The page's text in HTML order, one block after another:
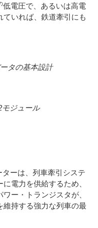
低電圧で、あるいは高電
いれば、鉄道牽引にも
タの基本設計
モジュール
ーは、列車牽引システ
電力を供給するため、
ー・トランジスタが、
維持する強力な列車の最